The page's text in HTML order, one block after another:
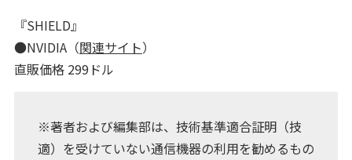
『SHIELD』
●NVIDIA（関連サイト）
直販価格 299ドル
※著者および編集部は、技術基準適合証明（技
適）を受けていない通信機器の利用を勧めるもの